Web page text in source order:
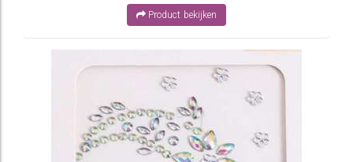
Product bekijken